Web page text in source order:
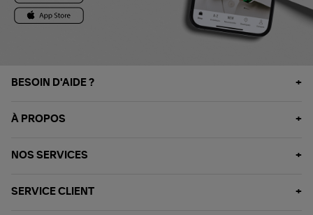
BESOIN D'AIDE ?
À PROPOS
NOS SERVICES
SERVICE CLIENT